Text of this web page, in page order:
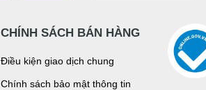
CHÍNH SÁCH BÁN HÀNG
Điều kiện giao dịch chung
Chính sách bảo mật thông tin